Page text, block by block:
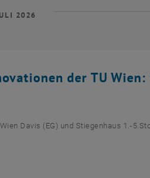
2026
der TU
Davis (EG) und Stiegenhaus 1.-